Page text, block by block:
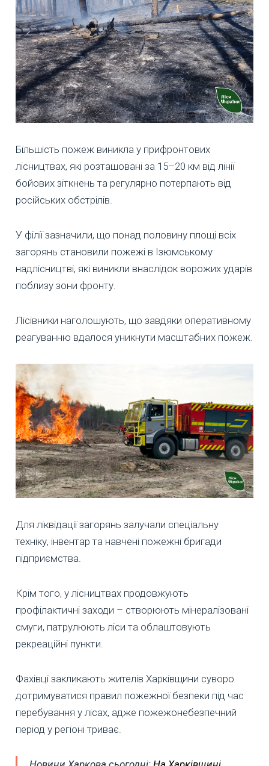
Більшість пожеж виникла у прифронтових
лісництвах, які розташовані за 15–20 км від лінії
бойових зіткнень та регулярно потерпають від
російських обстрілів.
У філії зазначили, що понад половину площі всіх
загорянь становили пожежі в Ізюмському
надлісництві, які виникли внаслідок ворожих ударів
поблизу зони фронту.
Лісівники наголошують, що завдяки оперативному
реагуванню вдалося уникнути масштабних пожеж.
Для ліквідації загорянь залучали спеціальну
техніку, інвентар та навчені пожежні бригади
підприємства.
Крім того, у лісництвах продовжують
профілактичні заходи – створюють мінералізовані
смуги, патрулюють ліси та облаштовують
рекреаційні пункти.
Фахівці закликають жителів Харківщини суворо
дотримуватися правил пожежної безпеки під час
перебування у лісах, адже пожежонебезпечний
період у регіоні триває.